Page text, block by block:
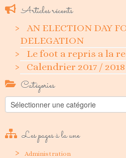
Articles récents
AN ELECTION DAY
DELEGATION
Le foot a repris a la
Calendrier 2017 / 2018
Catégories
Catégories
Les pages à la une
Administration